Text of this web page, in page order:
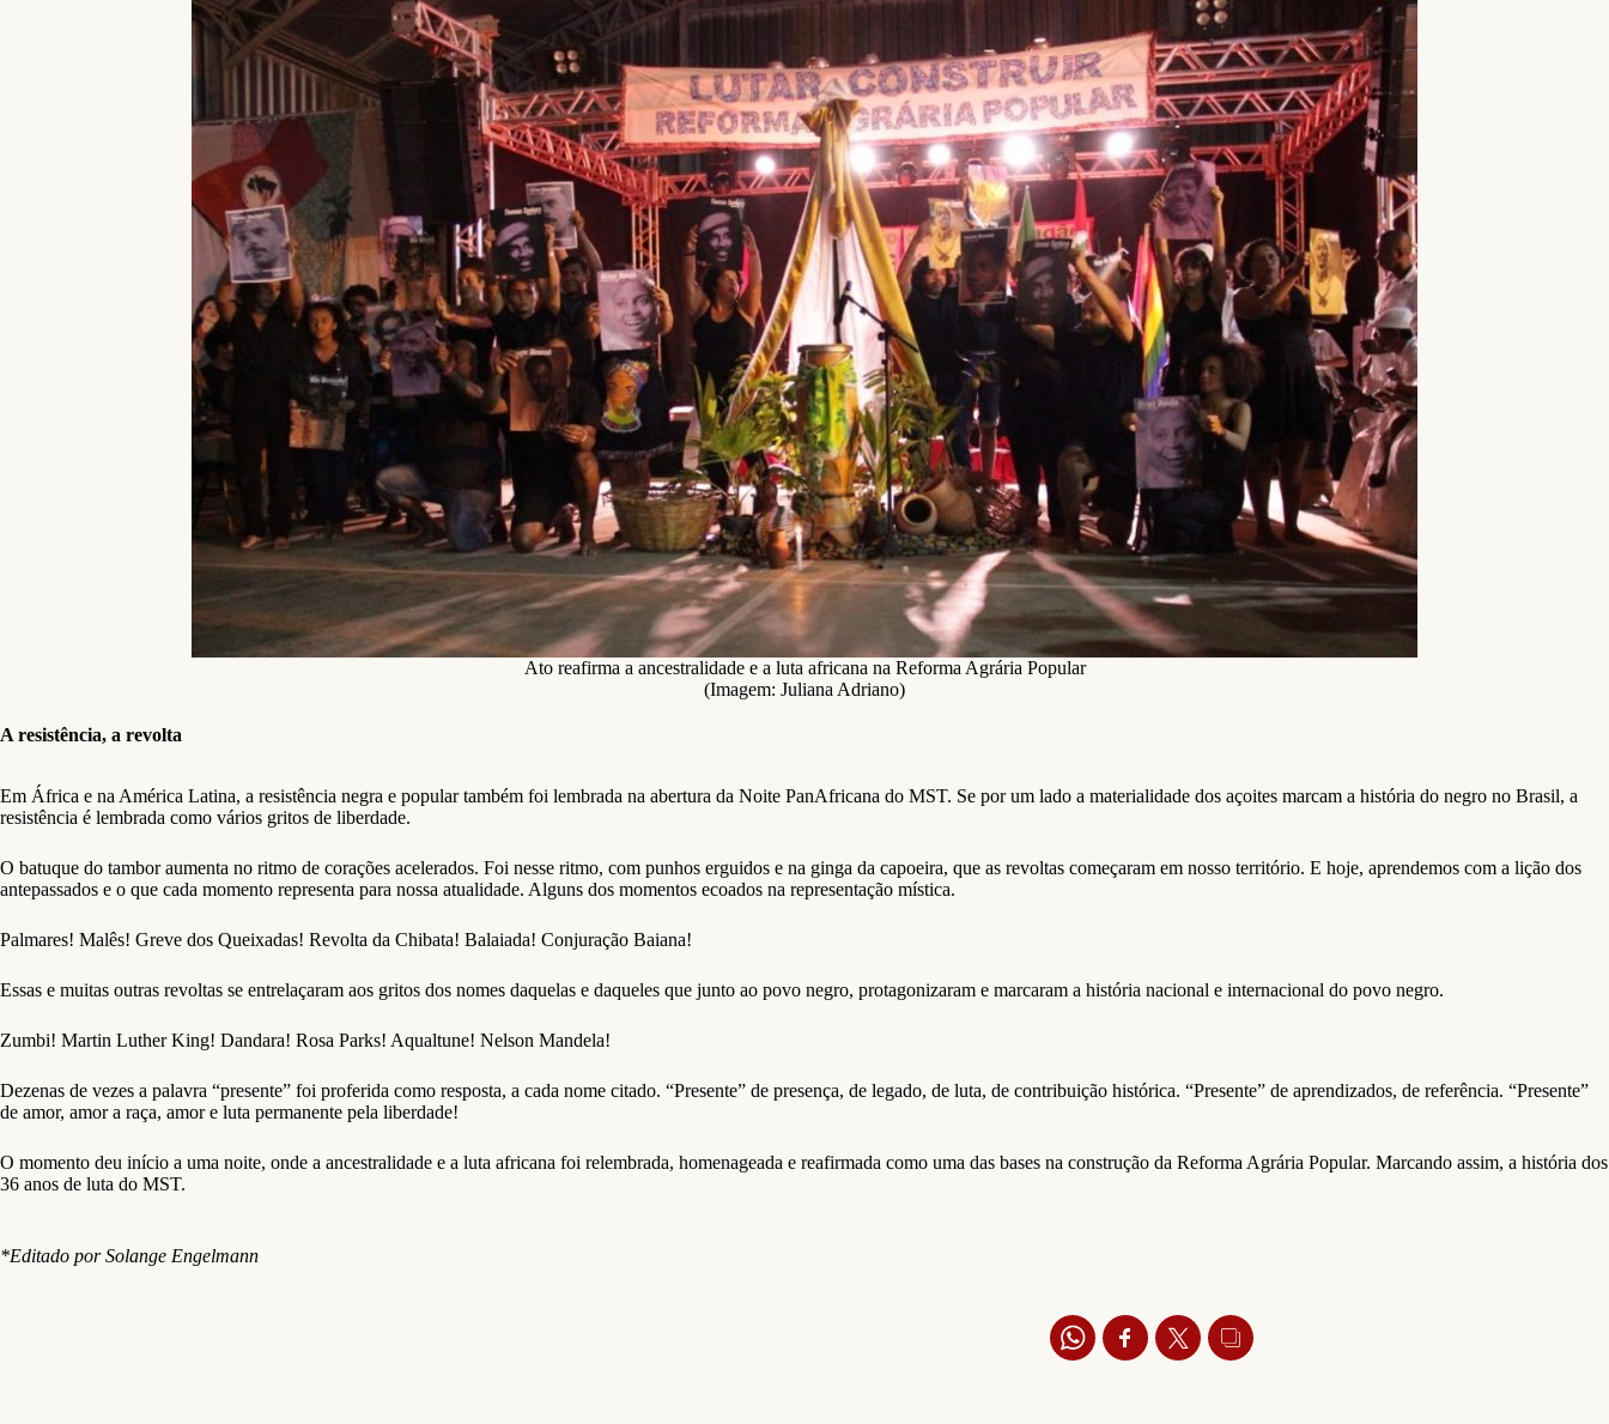
Ato reafirma a ancestralidade e a luta africana na Reforma Agrária Popular
(Imagem: Juliana Adriano)
A resistência, a revolta
Em África e na América Latina, a resistência negra e popular também foi lembrada na abertura da Noite PanAfricana do MST. Se por um lado a materialidade dos açoites marcam a história do negro no Brasil, a
resistência é lembrada como vários gritos de liberdade.
O batuque do tambor aumenta no ritmo de corações acelerados. Foi nesse ritmo, com punhos erguidos e na ginga da capoeira, que as revoltas começaram em nosso território. E hoje, aprendemos com a lição dos
antepassados e o que cada momento representa para nossa atualidade. Alguns dos momentos ecoados na representação mística.
Palmares! Malês! Greve dos Queixadas! Revolta da Chibata! Balaiada! Conjuração Baiana!
Essas e muitas outras revoltas se entrelaçaram aos gritos dos nomes daquelas e daqueles que junto ao povo negro, protagonizaram e marcaram a história nacional e internacional do povo negro.
Zumbi! Martin Luther King! Dandara! Rosa Parks! Aqualtune! Nelson Mandela!
Dezenas de vezes a palavra “presente” foi proferida como resposta, a cada nome citado. “Presente” de presença, de legado, de luta, de contribuição histórica. “Presente” de aprendizados, de referência. “Presente”
de amor, amor a raça, amor e luta permanente pela liberdade!
O momento deu início a uma noite, onde a ancestralidade e a luta africana foi relembrada, homenageada e reafirmada como uma das bases na construção da Reforma Agrária Popular. Marcando assim, a história dos
36 anos de luta do MST.
*Editado por Solange Engelmann